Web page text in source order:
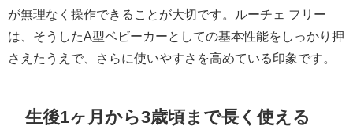
が無理なく操作できることが大切です。ルーチェ フリー
は、そうしたA型ベビーカーとしての基本性能をしっかり押
さえたうえで、さらに使いやすさを高めている印象です。
生後1ヶ月から3歳頃まで長く使える